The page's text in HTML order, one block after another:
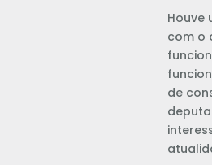
Houve
com o
de